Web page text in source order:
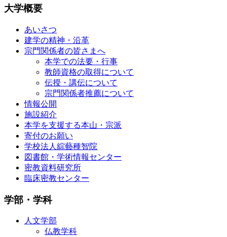
大学概要
あいさつ
建学の精神・沿革
宗門関係者の皆さまへ
本学での法要・行事
教師資格の取得について
伝授・講伝について
宗門関係者推薦について
情報公開
施設紹介
本学を支援する本山・宗派
寄付のお願い
学校法人綜藝種智院
図書館・学術情報センター
密教資料研究所
臨床密教センター
学部・学科
人文学部
仏教学科